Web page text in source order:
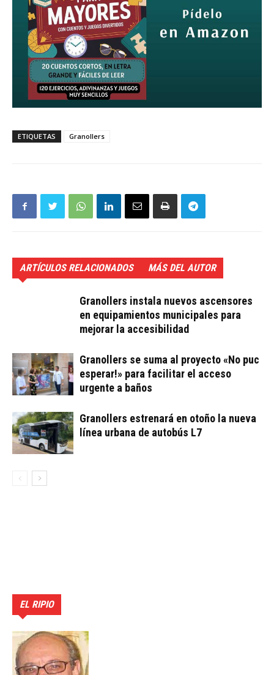
ETIQUETAS Granollers
ARTÍCULOS RELACIONADOS MÁS DEL AUTOR
Granollers instala nuevos ascensores
en equipamientos municipales para
mejorar la accesibilidad
Granollers se suma al proyecto «No puc
esperar!» para facilitar el acceso
urgente a baños
Granollers estrenará en otoño la nueva
línea urbana de autobús L7
EL RIPIO